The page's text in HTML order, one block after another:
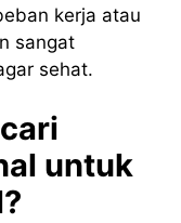
kerja atau
sangat
sehat.
untuk